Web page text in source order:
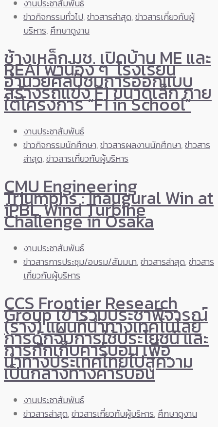
งานประชาสัมพันธ์
ข่าวกิจกรรมทั่วไป,ข่าวสารล่าสุด,ข่าวสารเกี่ยวกับผู้
บริหาร, ศึกษาดูงาน
ช้างเหล็ก มช. เปิดบ้าน ME และ
REAI พาน้อง ๆ โรงเรียน
อำนวยศิลป์ชมการออกแบบ
สร้างรถแข่ง F1 ขนาดเล็ก ภาย
ใต้โครงการ “F1 in School”
งานประชาสัมพันธ์
ข่าวกิจกรรมนักศึกษา,ข่าวสารผลงานนักศึกษา,ข่าวสาร
ล่าสุด,ข่าวสารเกี่ยวกับผู้บริหาร
CMU Engineering
Triumphs : Inaugural Win at
iPBL Wind Turbine
Challenge in Osaka
งานประชาสัมพันธ์
ข่าวสารการประชุม/อบรม/สัมมนา,ข่าวสารล่าสุด,ข่าวสาร
เกี่ยวกับผู้บริหาร
CCS Frontier Research
Group เข้าร่วมประชาพิจารณ์
(ร่าง) แผนที่นำทางเทคโนโลยี
การดักจับการใช้ประโยชน์ และ
การกักเก็บคาร์บอน เพื่อ
นำทางประเทศไทยไปสู่ความ
เป็นกลางทางคาร์บอน
งานประชาสัมพันธ์
ข่าวสารล่าสุด,ข่าวสารเกี่ยวกับผู้บริหาร, ศึกษาดูงาน